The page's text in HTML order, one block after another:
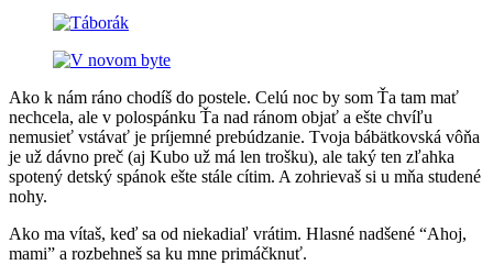
Ako k nám ráno chodíš do postele. Celú noc by som Ťa tam mať
nechcela, ale v polospánku Ťa nad ránom objať a ešte chvíľu
nemusieť vstávať je príjemné prebúdzanie. Tvoja bábätkovská vôňa
je už dávno preč (aj Kubo už má len trošku), ale taký ten zľahka
spotený detský spánok ešte stále cítim. A zohrievaš si u mňa studené
nohy.
Ako ma vítaš, keď sa od niekadiaľ vrátim. Hlasné nadšené “Ahoj,
mami” a rozbehneš sa ku mne primáčknuť.